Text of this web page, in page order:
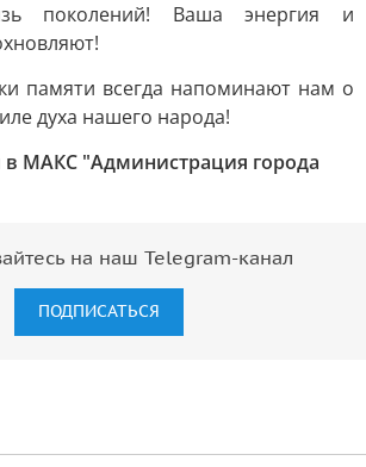
поколений! Ваша энергия и
памяти всегда напоминают нам о
духа нашего народа!
в МАКС "Администрация города
на наш Telegram-канал
ПОДПИСАТЬСЯ